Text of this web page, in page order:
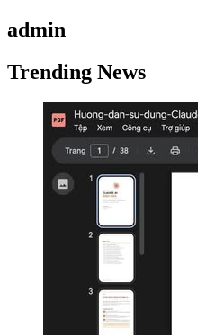
admin
Trending News